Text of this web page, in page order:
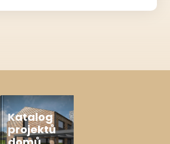
Katalog
projektů